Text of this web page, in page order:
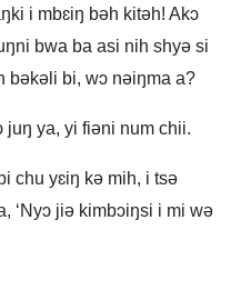
i mbɛiŋ bəh kitəh! Akɔ
bwa ba asi nih shyə si
bəkəli bi, wɔ nəiŋma a?
juŋ ya, yi fiəni num chii.
chu yɛiŋ kə mih, i tsə
‘Nyɔ jiə kimbɔiŋsi i mi wə